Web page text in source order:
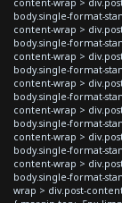
body.single-format-
content-wrap >
body.single-format-
content-wrap >
body.single-format-
content-wrap >
body.single-format-
content-wrap >
body.single-format-
content-wrap >
body.single-format-
content-wrap >
body.single-format-
wrap > div.post-